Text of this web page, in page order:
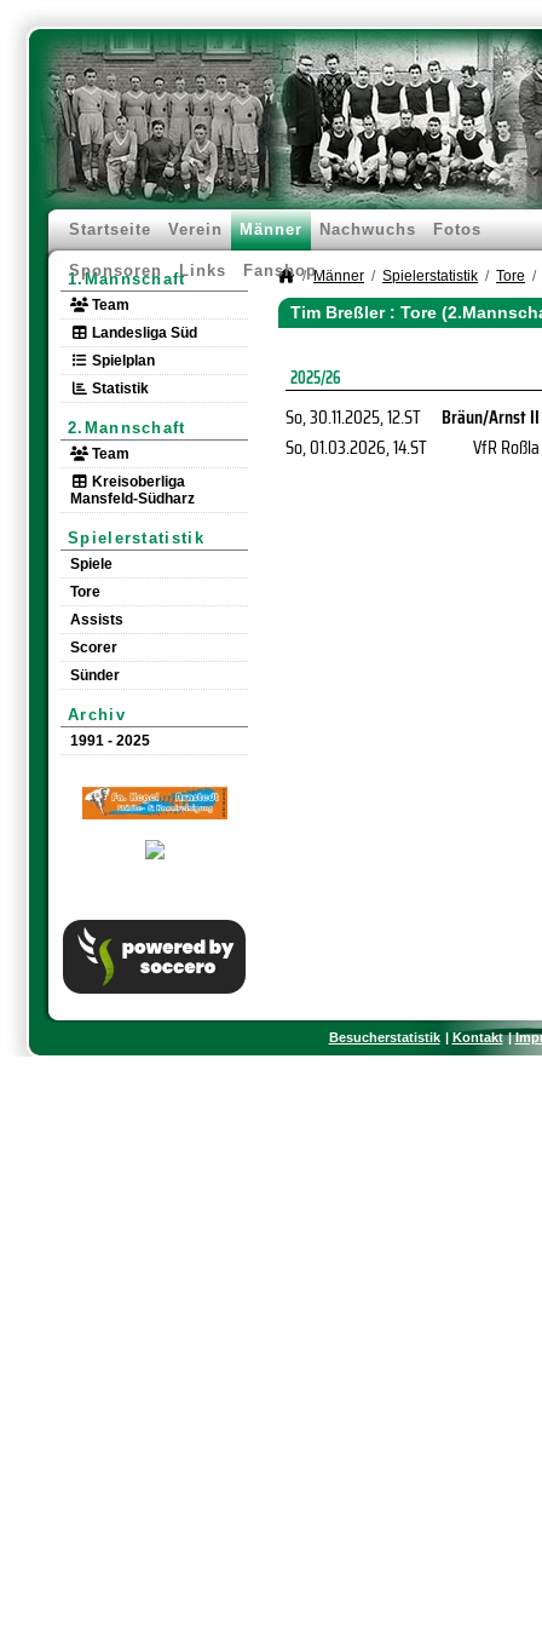
Startseite Verein Männer Nachwuchs Fotos
Sponsoren Links Fanshop
1.Mannschaft
Team
Landesliga Süd
Spielplan
Statistik
2.Mannschaft
Team
Kreisoberliga
Mansfeld-Südharz
Spielerstatistik
Spiele
Tore
Assists
Scorer
Sünder
Archiv
1991 - 2025
Männer Spielerstatistik Tore
Tim Breßler : Tore
2025/26
So, 30.11.2025, 12.ST
Bräun/Arnst II
So, 01.03.2026, 14.ST VfR Roßla
Besucherstatistik Kontakt